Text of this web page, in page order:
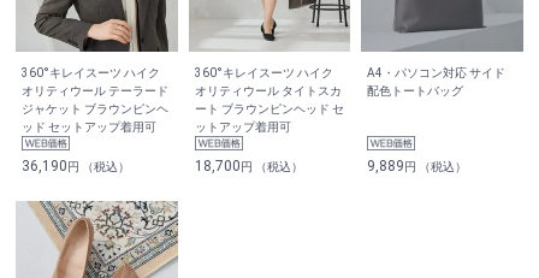
360°キレイスーツ ハイク
オリティウール テーラード
ジャケット ブラウンピンヘ
ッド セットアップ着用可
36,190円 （税込）
360°キレイスーツ ハイク
オリティウール タイトスカ
ート ブラウンピンヘッド セ
ットアップ着用可
18,700円 （税込）
A4・パソコン対応 サイド
配色トートバッグ
9,889円 （税込）